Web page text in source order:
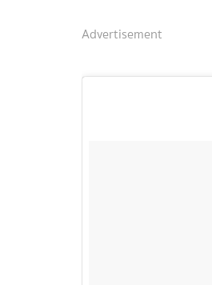
Advertisement